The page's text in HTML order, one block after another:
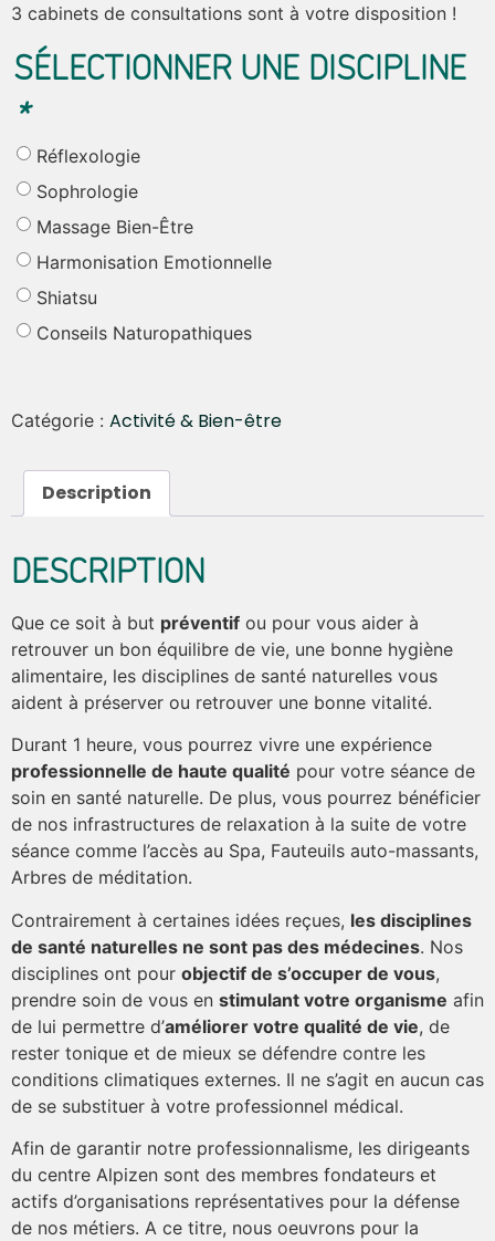
3 cabinets de consultations sont à votre disposition !
SÉLECTIONNER UNE DISCIPLINE
*
Réflexologie
Sophrologie
Massage Bien-Être
Harmonisation Emotionnelle
Shiatsu
Conseils Naturopathiques
Catégorie : Activité & Bien-être
Description
DESCRIPTION
Que ce soit à but préventif ou pour vous aider à
retrouver un bon équilibre de vie, une bonne hygiène
alimentaire, les disciplines de santé naturelles vous
aident à préserver ou retrouver une bonne vitalité.
Durant 1 heure, vous pourrez vivre une expérience
professionnelle de haute qualité pour votre séance de
soin en santé naturelle. De plus, vous pourrez bénéficier
de nos infrastructures de relaxation à la suite de votre
séance comme l’accès au Spa, Fauteuils auto-massants,
Arbres de méditation.
Contrairement à certaines idées reçues, les disciplines
de santé naturelles ne sont pas des médecines. Nos
disciplines ont pour objectif de s’occuper de vous,
prendre soin de vous en stimulant votre organisme afin
de lui permettre d’améliorer votre qualité de vie, de
rester tonique et de mieux se défendre contre les
conditions climatiques externes. Il ne s’agit en aucun cas
de se substituer à votre professionnel médical.
Afin de garantir notre professionnalisme, les dirigeants
du centre Alpizen sont des membres fondateurs et
actifs d’organisations représentatives pour la défense
de nos métiers. A ce titre, nous oeuvrons pour la